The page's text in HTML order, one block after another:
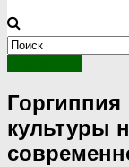
культуры